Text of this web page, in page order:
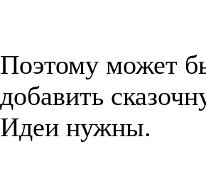
Поэтому может
добавить
Идеи нужны.